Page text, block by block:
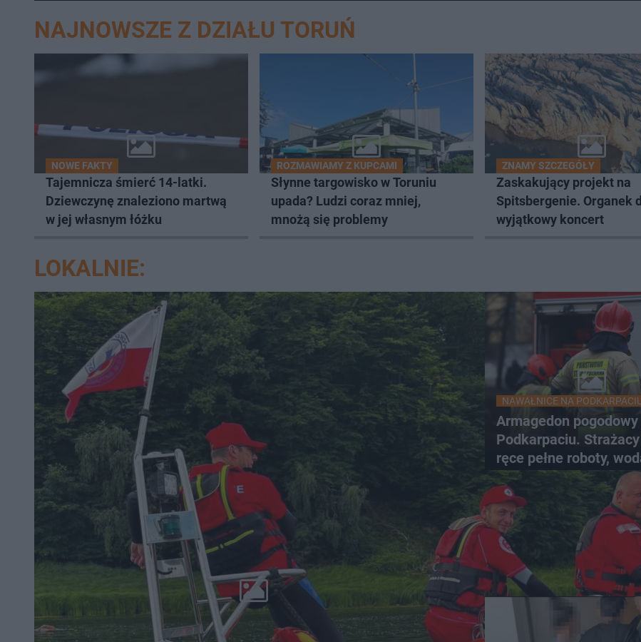
NAJNOWSZE Z DZIAŁU TORUŃ
NOWE FAKTY
Tajemnicza śmierć 14-latki.
Dziewczynę znaleziono martwą
w jej własnym łóżku
ROZMAWIAMY Z KUPCAMI
Słynne targowisko w Toruniu
upada? Ludzi coraz mniej,
mnożą się problemy
ZNAMY SZCZEGÓŁY
Zaskakujący projekt na
Spitsbergenie. Organek
wyjątkowy koncert
LOKALNIE:
NAWAŁNICE NA
Armagedon pogodowy
Podkarpaciu.
ręce pełne roboty,
zalewa posesje i